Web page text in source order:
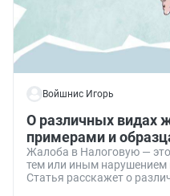
Войшнис Игорь
О различных видах
примерами и
Жалоба в Налоговую —
тем или иным нарушением
Статья расскажет о